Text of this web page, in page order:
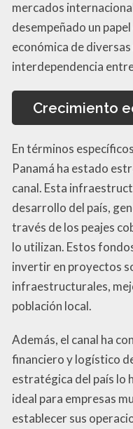
mercados
desempeñado un
económica de
interdependencia
Crecimiento
En términos
Panamá ha estado
canal. Esta
desarrollo del país,
través de los peajes
lo utilizan. Estos
invertir en proyectos
infraestructurales,
población local.
Además, el canal ha
financiero y logístico
estratégica del país lo
ideal para empresas
establecer sus